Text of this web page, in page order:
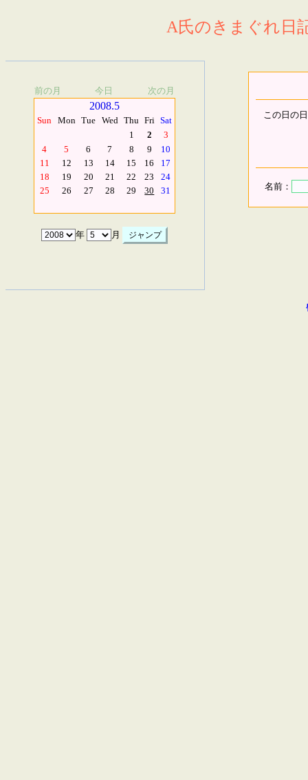
A氏のきまぐれ日
前の月 今日 次の月
2008.5
Sun Mon Tue Wed Thu Fri Sat
1
2
3
4
5 6 7 8 9
10
11
12 13 14 15 16
17
18
19 20 21 22 23
24
25
26 27 28 29 30 31
年 月
この日の
名前：